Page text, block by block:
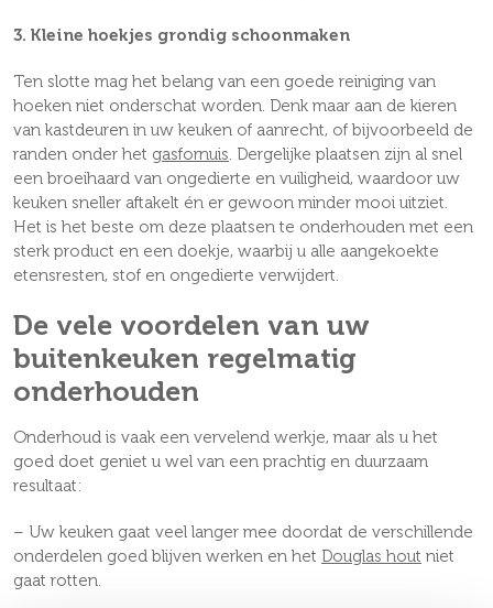
3. Kleine hoekjes grondig schoonmaken
Ten slotte mag het belang van een goede reiniging van
hoeken niet onderschat worden. Denk maar aan de kieren
van kastdeuren in uw keuken of aanrecht, of bijvoorbeeld de
randen onder het gasfornuis. Dergelijke plaatsen zijn al snel
een broeihaard van ongedierte en vuiligheid, waardoor uw
keuken sneller aftakelt én er gewoon minder mooi uitziet.
Het is het beste om deze plaatsen te onderhouden met een
sterk product en een doekje, waarbij u alle aangekoekte
etensresten, stof en ongedierte verwijdert.
De vele voordelen van uw
buitenkeuken regelmatig
onderhouden
Onderhoud is vaak een vervelend werkje, maar als u het
goed doet geniet u wel van een prachtig en duurzaam
resultaat:
– Uw keuken gaat veel langer mee doordat de verschillende
onderdelen goed blijven werken en het Douglas hout niet
gaat rotten.